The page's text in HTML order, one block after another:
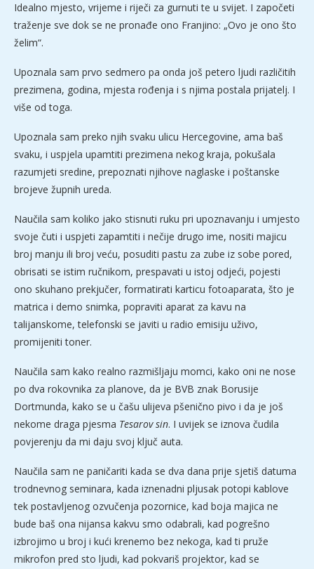
Idealno mjesto, vrijeme i riječi za gurnuti te u svijet. I započeti
traženje sve dok se ne pronađe ono Franjino: „Ovo je ono što
želim“.
Upoznala sam prvo sedmero pa onda još petero ljudi različitih
prezimena, godina, mjesta rođenja i s njima postala prijatelj. I
više od toga.
Upoznala sam preko njih svaku ulicu Hercegovine, ama baš
svaku, i uspjela upamtiti prezimena nekog kraja, pokušala
razumjeti sredine, prepoznati njihove naglaske i poštanske
brojeve župnih ureda.
Naučila sam koliko jako stisnuti ruku pri upoznavanju i umjesto
svoje čuti i uspjeti zapamtiti i nečije drugo ime, nositi majicu
broj manju ili broj veću, posuditi pastu za zube iz sobe pored,
obrisati se istim ručnikom, prespavati u istoj odjeći, pojesti
ono skuhano prekjučer, formatirati karticu fotoaparata, što je
matrica i demo snimka, popraviti aparat za kavu na
talijanskome, telefonski se javiti u radio emisiju uživo,
promijeniti toner.
Naučila sam kako realno razmišljaju momci, kako oni ne nose
po dva rokovnika za planove, da je BVB znak Borusije
Dortmunda, kako se u čašu ulijeva pšenično pivo i da je još
nekome draga pjesma Tesarov sin. I uvijek se iznova čudila
povjerenju da mi daju svoj ključ auta.
Naučila sam ne paničariti kada se dva dana prije sjetiš datuma
trodnevnog seminara, kada iznenadni pljusak potopi kablove
tek postavljenog ozvučenja pozornice, kad boja majica ne
bude baš ona nijansa kakvu smo odabrali, kad pogrešno
izbrojimo u broj i kući krenemo bez nekoga, kad ti pruže
mikrofon pred sto ljudi, kad pokvariš projektor, kad se